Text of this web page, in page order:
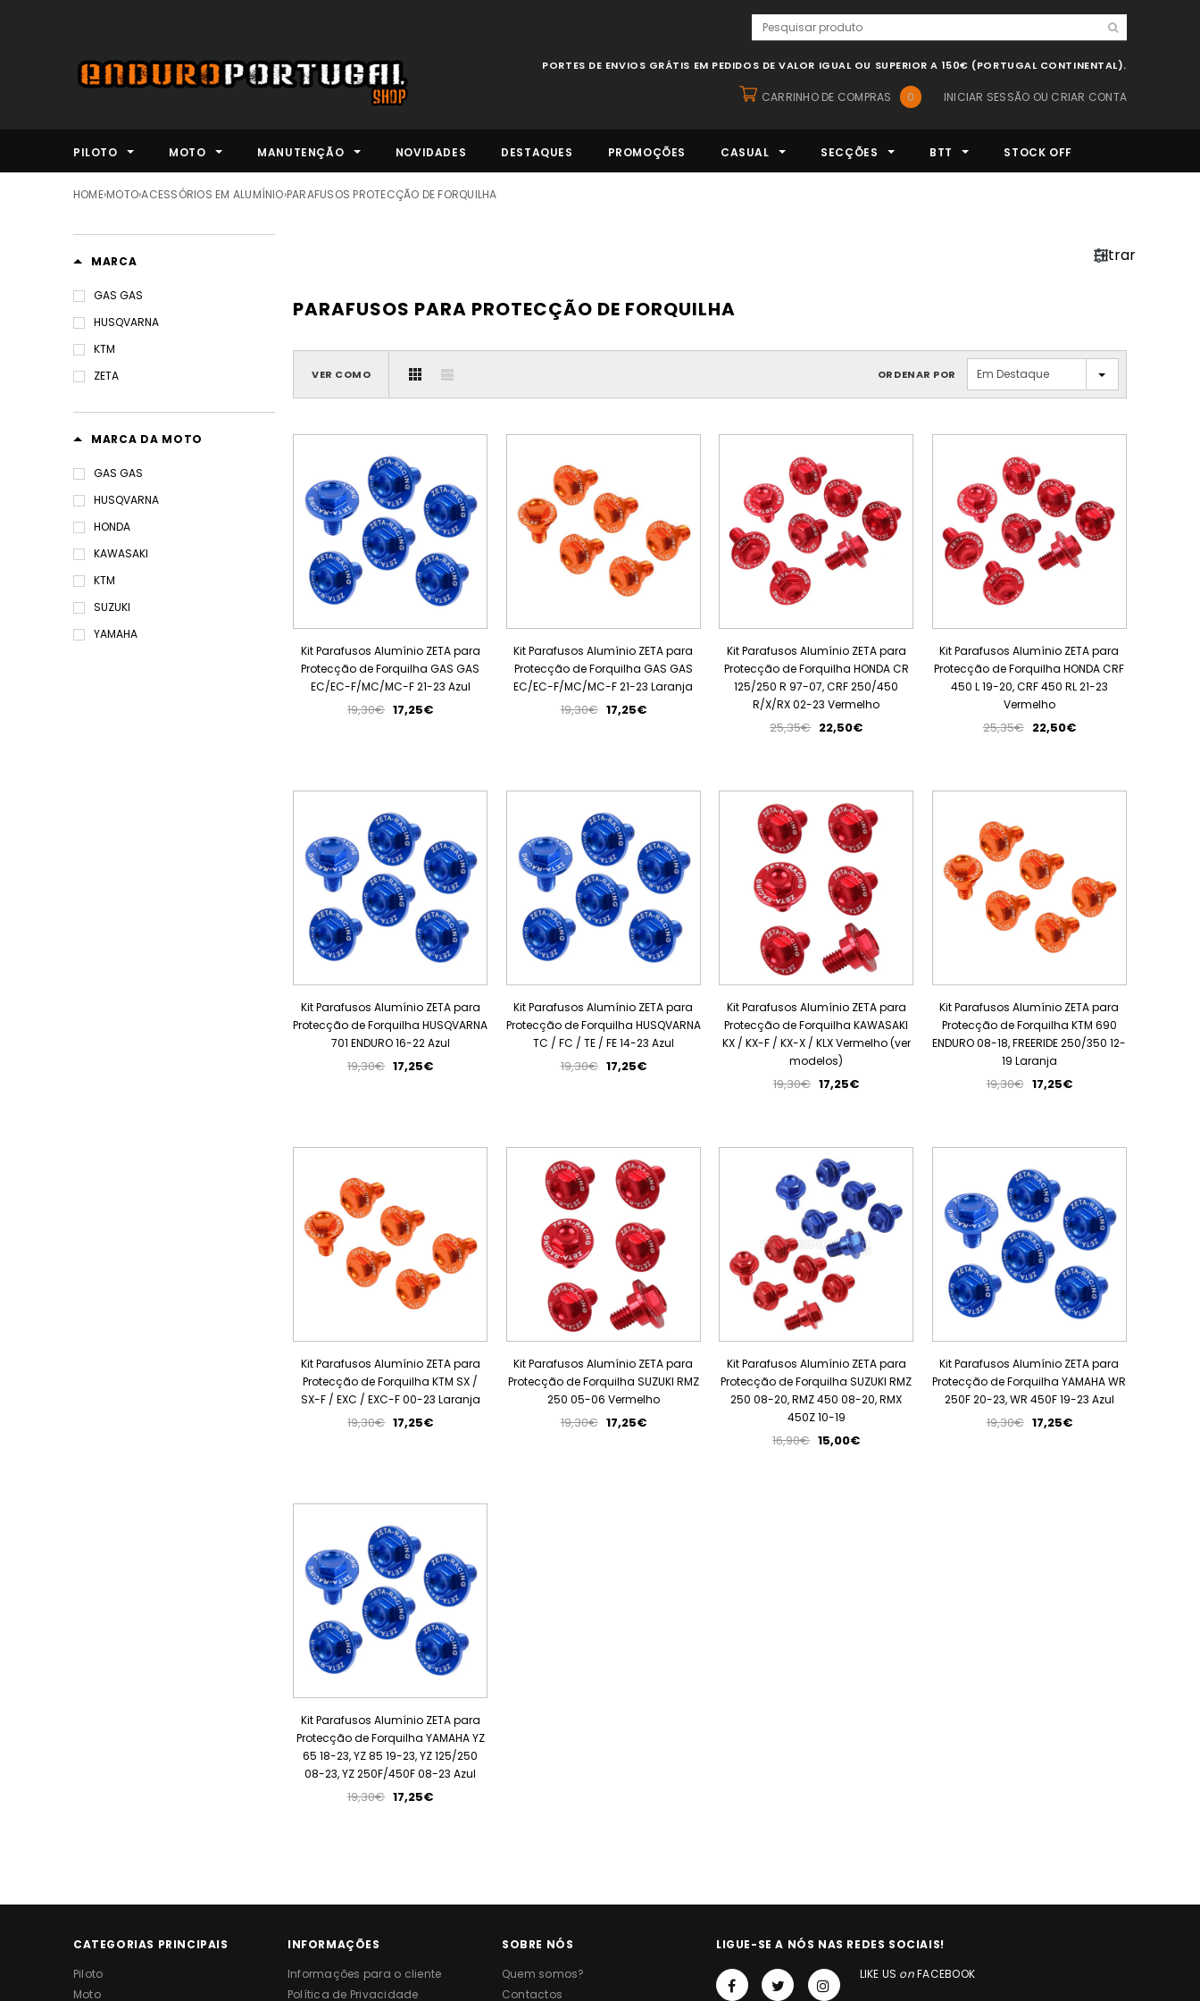
PORTES DE ENVIOS GRÁTIS EM PEDIDOS DE VALOR IGUAL OU SUPERIOR A 150€ (PORTUGAL CONTINENTAL).
INICIAR SESSÃO OU CRIAR CONTA
CARRINHO DE COMPRAS 0
PILOTO MOTO MANUTENÇÃO NOVIDADES DESTAQUES PROMOÇÕES CASUAL SECÇÕES BTT STOCK OFF
HOME›MOTO›ACESSÓRIOS EM ALUMÍNIO›PARAFUSOS PROTECÇÃO DE FORQUILHA
MARCA
GAS GAS
HUSQVARNA
KTM
ZETA
MARCA DA MOTO
GAS GAS
HUSQVARNA
HONDA
KAWASAKI
KTM
SUZUKI
YAMAHA
Filtrar
PARAFUSOS PARA PROTECÇÃO DE FORQUILHA
VER COMO ORDENAR POR Em Destaque
Kit Parafusos Alumínio ZETA para
Protecção de Forquilha GAS GAS
EC/EC-F/MC/MC-F 21-23 Azul
19,30€ 17,25€
Kit Parafusos Alumínio ZETA para
Protecção de Forquilha GAS GAS
EC/EC-F/MC/MC-F 21-23 Laranja
19,30€ 17,25€
Kit Parafusos Alumínio ZETA para
Protecção de Forquilha HONDA CR
125/250 R 97-07, CRF 250/450
R/X/RX 02-23 Vermelho
25,35€ 22,50€
Kit Parafusos Alumínio ZETA para
Protecção de Forquilha HONDA CRF
450 L 19-20, CRF 450 RL 21-23
Vermelho
25,35€ 22,50€
Kit Parafusos Alumínio ZETA para
Protecção de Forquilha HUSQVARNA
701 ENDURO 16-22 Azul
19,30€ 17,25€
Kit Parafusos Alumínio ZETA para
Protecção de Forquilha HUSQVARNA
TC / FC / TE / FE 14-23 Azul
19,30€ 17,25€
PROMOÇÃO
ESGOTADO
Kit Parafusos Alumínio ZETA para
Protecção de Forquilha KAWASAKI
KX / KX-F / KX-X / KLX Vermelho (ver
modelos)
19,30€ 17,25€
Kit Parafusos Alumínio ZETA para
Protecção de Forquilha KTM 690
ENDURO 08-18, FREERIDE 250/350 12-
19 Laranja
19,30€ 17,25€
Kit Parafusos Alumínio ZETA para
Protecção de Forquilha KTM SX /
SX-F / EXC / EXC-F 00-23 Laranja
19,30€ 17,25€
PROMOÇÃO
Kit Parafusos Alumínio ZETA para
Protecção de Forquilha SUZUKI RMZ
250 05-06 Vermelho
19,30€ 17,25€
ESGOTADO
Kit Parafusos Alumínio ZETA para
Protecção de Forquilha SUZUKI RMZ
250 08-20, RMZ 450 08-20, RMX
450Z 10-19
16,90€ 15,00€
Kit Parafusos Alumínio ZETA para
Protecção de Forquilha YAMAHA WR
250F 20-23, WR 450F 19-23 Azul
19,30€ 17,25€
Kit Parafusos Alumínio ZETA para
Protecção de Forquilha YAMAHA YZ
65 18-23, YZ 85 19-23, YZ 125/250
08-23, YZ 250F/450F 08-23 Azul
19,30€ 17,25€
CATEGORIAS PRINCIPAIS
Piloto
Moto
INFORMAÇÕES
Informações para o cliente
Política de Privacidade
SOBRE NÓS
Quem somos?
Contactos
LIGUE-SE A NÓS NAS REDES SOCIAIS!
LIKE US onFACEBOOK